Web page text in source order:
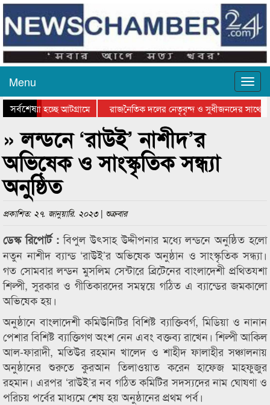
Menu
সর্বশেষ
যাওয়া হচ্ছে আটগ্রামে
রাজনৈতিক দলের নেতৃবৃন্দ ও সুধীজনদের সাথে
সিলেটে বাংলাদেশ গ্রুপ থিয়েটার ফেডারেশানের
» লন্ডনে ‘রাউই’ নাশীদ’র
অভিষেক ও সাংস্কৃতিক সন্ধ্যা
অনুষ্ঠিত
প্রকাশিত: ২৭. জানুয়ারি. ২০২৩ | শুক্রবার
ডেস্ক রিপোর্ট : বিপুল উৎসাহ উদ্দীপনার মধ্যে লন্ডনে অনুষ্ঠিত হলো
নতুন নাশীদ ব্যান্ড ‘রাউই’র অভিষেক অনুষ্ঠান ও সাংস্কৃতিক সন্ধ্যা।
গত সোমবার লন্ডন মুসলিম সেন্টারে ব্রিটেনের বাংলাদেশী প্রথিতযশা
শিল্পী, সুরকার ও গীতিকারদের সমম্বয়ে গঠিত এ ব্যান্ডের জমকালো
অভিষেক হয়।
অনুষ্ঠানে বাংলাদেশী কমিউনিটির বিশিষ্ট ব্যাক্তিবর্গ, মিডিয়া ও নানান
পেশার বিশিষ্ট ব্যাক্তিগণ অংশ নেন এবং বক্তব্য রাখেন। শিল্পী আকিল
আল-ফারাদী, মতিউর রহমান খালেদ ও শাহীদ ফালাহীর সঞ্চালনায়
অনুষ্ঠানের শুরুতে কুরআন তিলাওয়াত করেন হাফেজ মাহফুজুর
রহমান। এরপর ‘রাউই’র নব গঠিত কমিটির সদস্যদের নাম ঘোষণা ও
পরিচয় পর্বের মাধ্যমে শেষ হয় অনুষ্ঠানের প্রথম পর্ব।